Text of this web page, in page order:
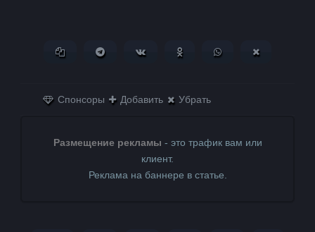
Копировать ссылкуПоделиться в Telegram
Поделиться ВКонтактеПоделиться в
Поделиться в
Спонсоры Добавить Убрать
Размещение рекламы - это трафик вам или
клиент.
Реклама на баннере в статье.